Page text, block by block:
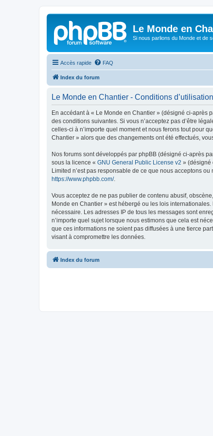
Le Monde en
Si nous parlions du Monde et de
Accès rapide FAQ
Index du forum
Le Monde en Chantier - Conditions d’utilisation
En accédant à « Le Monde en Chantier » (désigné ci-après
des conditions suivantes. Si vous n’acceptez pas d’être
celles-ci à n’importe quel moment et nous ferons tout pour
Chantier » alors que des changements ont été effectués,
Nos forums sont développés par phpBB (désigné ci-après
sous la licence « GNU General Public License v2 » (désigné
Limited n’est pas responsable de ce que nous acceptons
https://www.phpbb.com/.
Vous acceptez de ne pas publier de contenu abusif,
Monde en Chantier » est hébergé ou les lois
nécessaire. Les adresses IP de tous les messages sont
n’importe quel sujet lorsque nous estimons que cela est
que ces informations ne soient pas diffusées à une tierce
visant à compromettre les données.
Index du forum